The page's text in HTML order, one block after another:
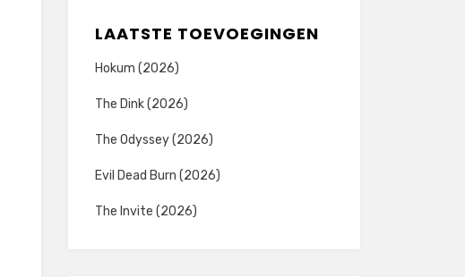
LAATSTE TOEVOEGINGEN
Hokum (2026)
The Dink (2026)
The Odyssey (2026)
Evil Dead Burn (2026)
The Invite (2026)